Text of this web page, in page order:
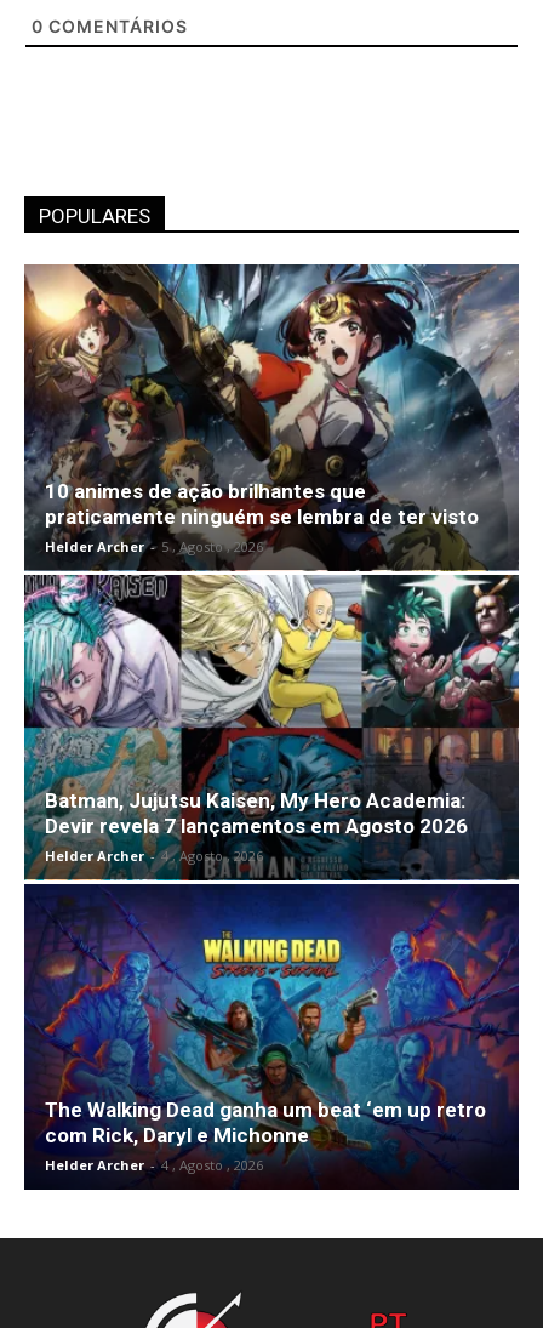
0 COMENTÁRIOS
POPULARES
10 animes de ação brilhantes que
praticamente ninguém se lembra de ter visto
Helder Archer - 5 , Agosto , 2026
Batman, Jujutsu Kaisen, My Hero Academia:
Devir revela 7 lançamentos em Agosto 2026
Helder Archer - 4 , Agosto , 2026
The Walking Dead ganha um beat ‘em up retro
com Rick, Daryl e Michonne
Helder Archer - 4 , Agosto , 2026